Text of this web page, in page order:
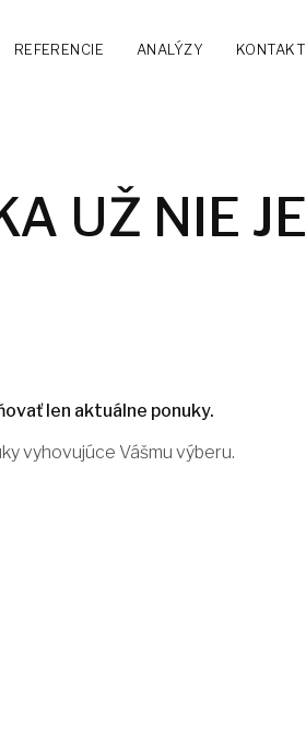
REFERENCIE ANALÝZY KONTAKT
UŽ NIE JE
len aktuálne ponuky.
vyhovujúce Vášmu výberu.